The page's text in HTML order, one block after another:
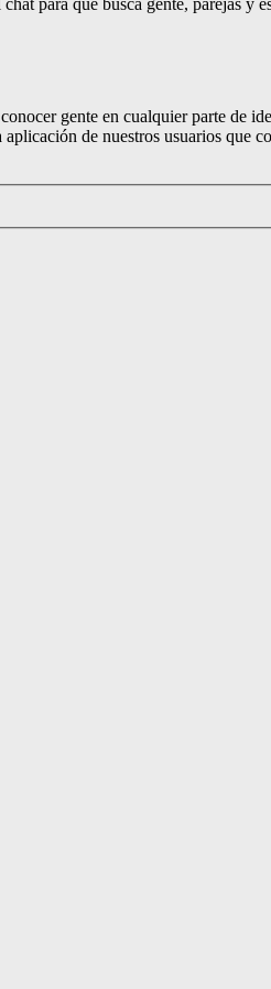
gente en cualquier parte de
de nuestros usuarios que